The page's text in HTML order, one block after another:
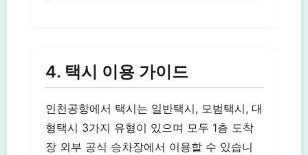
4. 택시 이용 가이드
인천공항에서 택시는 일반택시, 모범택시, 대
형택시 3가지 유형이 있으며 모두 1층 도착
장 외부 공식 승차장에서 이용할 수 있습니